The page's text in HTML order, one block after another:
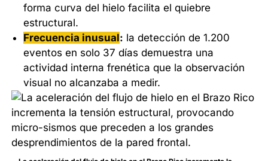
forma curva del hielo facilita el quiebre
estructural.
Frecuencia inusual: la detección de 1.200
eventos en solo 37 días demuestra una
actividad interna frenética que la observación
visual no alcanzaba a medir.